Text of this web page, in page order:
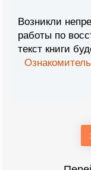
Возникли
работы по
текст книги